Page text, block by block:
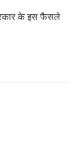
के इस फैसले